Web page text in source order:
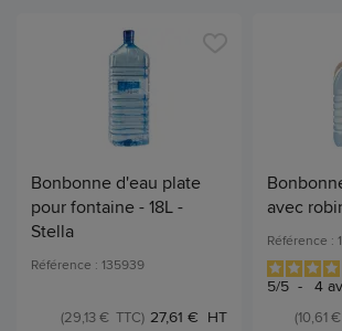
Bonbonne d'eau plate
pour fontaine - 18L -
Stella
Référence : 135939
27,61 € HT
(29,13 € TTC)
avec
Référence :
5/5 - 4
(10,61